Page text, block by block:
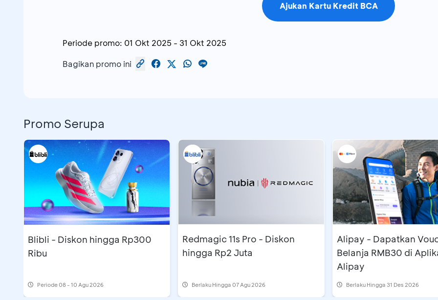
Ajukan Kartu Kredit BCA
Periode promo: 01 Okt 2025 - 31 Okt 2025
Bagikan promo ini
Promo Serupa
Blibli - Diskon hingga Rp300
Ribu
Periode08 - 10 Agu 2026
Redmagic 11s Pro - Diskon
hingga Rp2 Juta
Berlaku Hingga 07 Agu 2026
Alipay - Dapatkan
Belanja RMB30 di
Alipay
Berlaku Hingga 31 Des 2026